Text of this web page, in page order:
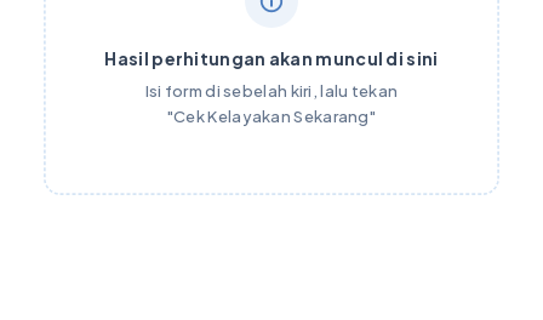
Hasil perhitungan akan muncul di sini
Isi form di sebelah kiri, lalu tekan
"Cek Kelayakan Sekarang"